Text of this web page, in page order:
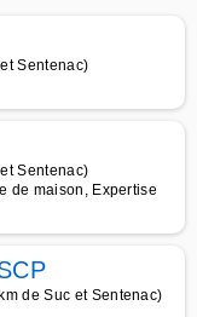
Sentenac)
Sentenac)
de maison, Expertise
de Suc et Sentenac)